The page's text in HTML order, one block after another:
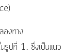
องทาง
ปที่ 1. ซึ่งเป็นแนว